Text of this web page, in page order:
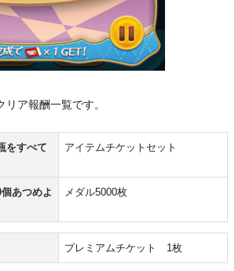
ア報酬一覧です。
をすべて
アイテムチケットセット
あつめよ
メダル5000枚
プレミアムチケット 1枚